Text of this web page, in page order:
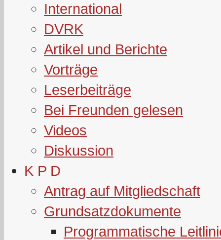
International
DVRK
Artikel und Berichte
Vorträge
Leserbeiträge
Bei Freunden gelesen
Videos
Diskussion
K P D
Antrag auf Mitgliedschaft
Grundsatzdokumente
Programmatische